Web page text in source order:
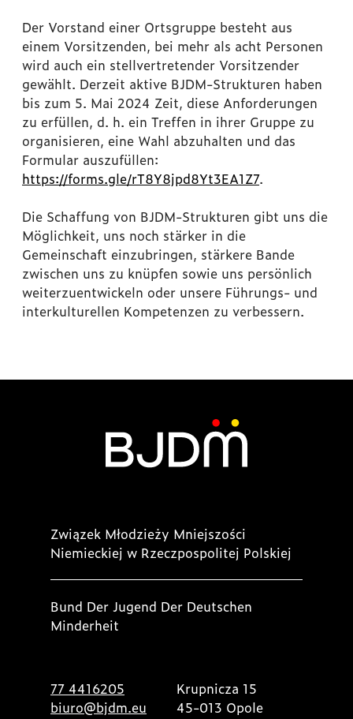
Der Vorstand einer Ortsgruppe besteht aus
einem Vorsitzenden, bei mehr als acht Personen
wird auch ein stellvertretender Vorsitzender
gewählt. Derzeit aktive BJDM-Strukturen haben
bis zum 5. Mai 2024 Zeit, diese Anforderungen
zu erfüllen, d. h. ein Treffen in ihrer Gruppe zu
organisieren, eine Wahl abzuhalten und das
Formular auszufüllen:
https://forms.gle/rT8Y8jpd8Yt3EA1Z7.
Die Schaffung von BJDM-Strukturen gibt uns die
Möglichkeit, uns noch stärker in die
Gemeinschaft einzubringen, stärkere Bande
zwischen uns zu knüpfen sowie uns persönlich
weiterzuentwickeln oder unsere Führungs- und
interkulturellen Kompetenzen zu verbessern.
Związek Młodzieży Mniejszości
Niemieckiej w Rzeczpospolitej Polskiej
Bund Der Jugend Der Deutschen
Minderheit
77 4416205
biuro@bjdm.eu
Krupnicza 15
45-013 Opole